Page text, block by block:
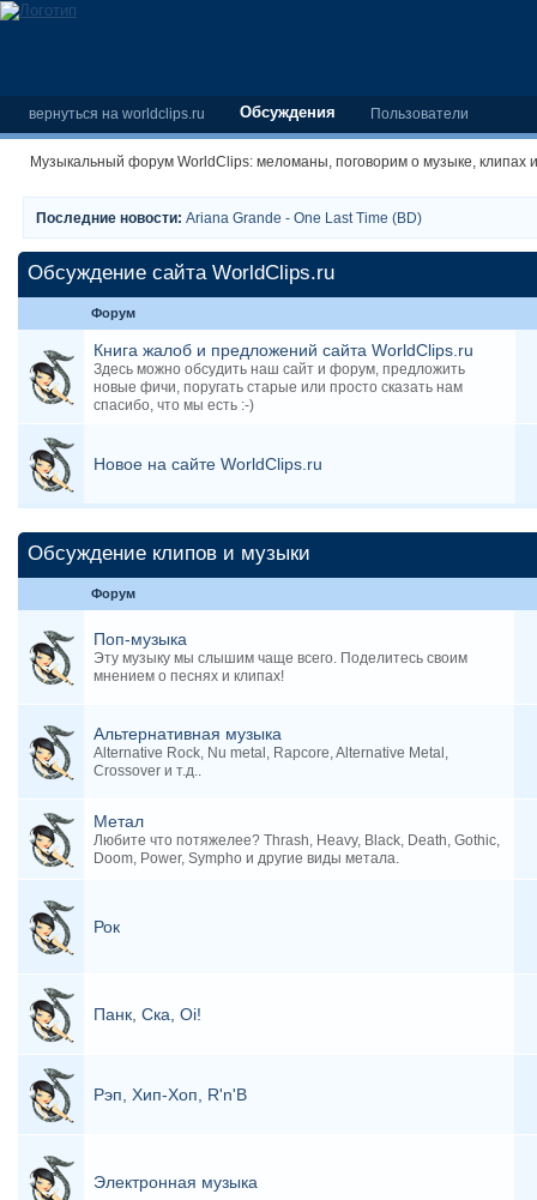
вернуться на worldclips.ru Обсуждения Пользователи
Музыкальный форум WorldClips: меломаны, поговорим о музыке, клипах
Последние новости: Ariana Grande - One Last Time (BD)
Обсуждение сайта WorldClips.ru
Форум
Книга жалоб и предложений сайта WorldClips.ru
Здесь можно обсудить наш сайт и форум, предложить
новые фичи, поругать старые или просто сказать нам
спасибо, что мы есть :-)
Новое на сайте WorldClips.ru
Обсуждение клипов и музыки
Форум
Поп-музыка
Эту музыку мы слышим чаще всего. Поделитесь своим
мнением о песнях и клипах!
Альтернативная музыка
Alternative Rock, Nu metal, Rapcore, Alternative Metal,
Crossover и т.д..
Метал
Любите что потяжелее? Thrash, Heavy, Black, Death, Gothic,
Doom, Power, Sympho и другие виды метала.
Рок
Панк, Ска, Oi!
Рэп, Хип-Хоп, R'n'B
Электронная музыка